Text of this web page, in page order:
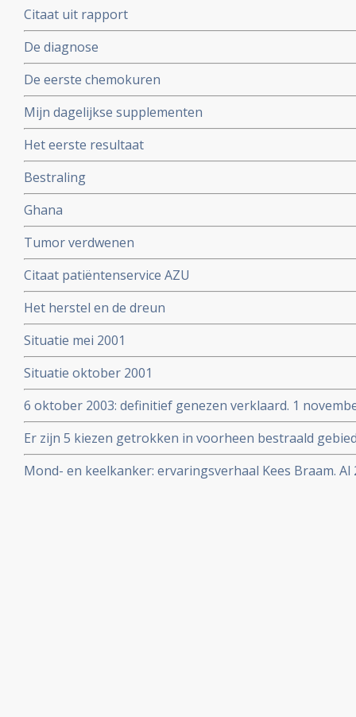
Citaat uit rapport
De diagnose
De eerste chemokuren
Mijn dagelijkse supplementen
Het eerste resultaat
Bestraling
Ghana
Tumor verdwenen
Citaat patiëntenservice AZU
Het herstel en de dreun
Situatie mei 2001
Situatie oktober 2001
6 oktober 2003: definitief genezen verklaard. 1
bevestiging.
Er zijn 5 kiezen getrokken in voorheen bestraald
zuurstof therapie.
Mond- en keelkanker: ervaringsverhaal Kees Braam.